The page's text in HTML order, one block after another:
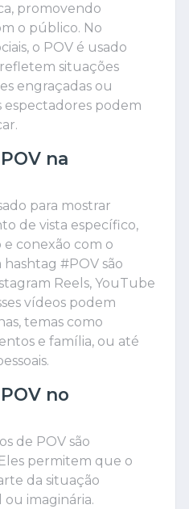
promovendo
o público. No
o POV é usado
situações
engraçadas ou
espectadores podem
na
para mostrar
de vista específico,
conexão com o
#POV são
Reels, YouTube
vídeos podem
temas como
e família, ou até
no
de POV são
permitem que o
da situação
ou imaginária.